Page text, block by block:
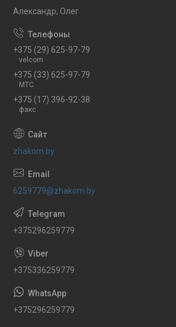
Александр, Олег
+375 (29) 625-97-79
velcom
+375 (33) 625-97-79
МТС
+375 (17) 396-92-38
факс
zhakom.by
6259779@zhakom.by
+375296259779
+375336259779
+375296259779